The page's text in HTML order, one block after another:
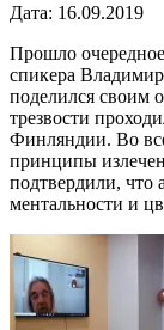
Дата: 16.09.2019
Прошло
спикера
поделился своим
трезвости
Финляндии. Во
принципы
подтвердили, что
ментальности и